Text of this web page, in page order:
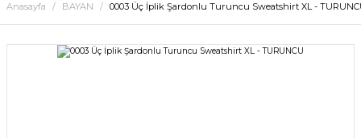
Anasayfa BAYAN 0003 Üç İplik Şardonlu Turuncu Sweatshirt XL -